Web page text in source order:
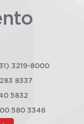
3219-8000
8337
5832
580 3346